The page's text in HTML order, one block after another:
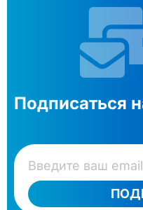
Подписаться